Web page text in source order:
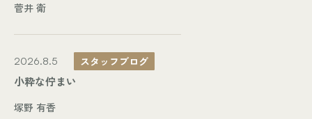
菅井 衛
2026.8.5 スタッフブログ
小粋な佇まい
塚野 有香